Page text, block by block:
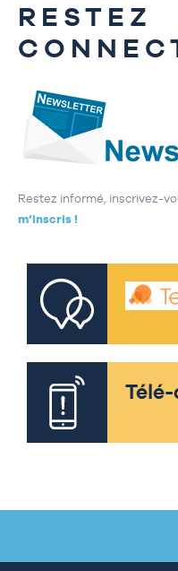
RESTEZ
Restez informé, inscrivez-
m’inscris !